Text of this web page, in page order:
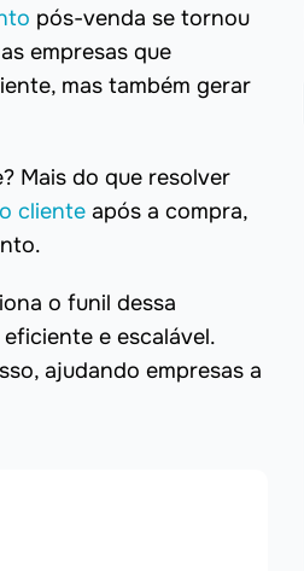
pós-venda se tornou
empresas que
mas também gerar
Mais do que resolver
cliente após a compra,
o funil dessa
e escalável.
ajudando empresas a